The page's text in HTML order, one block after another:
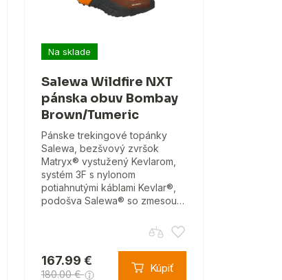
Na sklade
Salewa Wildfire NXT
pánska obuv Bombay
Brown/Tumeric
Pánske trekingové topánky
Salewa, bezšvový zvršok
Matryx® vystužený Kevlarom,
systém 3F s nylonom
potiahnutými káblami Kevlar®,
podošva Salewa® so zmesou…
167.99 €
180.00 € Kúpiť